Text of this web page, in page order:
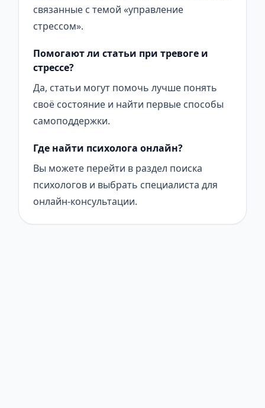
связанные с темой «управление
стрессом».
Помогают ли статьи при тревоге и
стрессе?
Да, статьи могут помочь лучше понять
своё состояние и найти первые способы
самоподдержки.
Где найти психолога онлайн?
Вы можете перейти в раздел поиска
психологов и выбрать специалиста для
онлайн-консультации.